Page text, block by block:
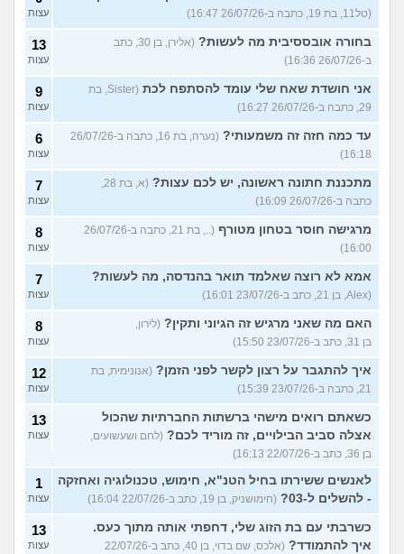
(טל11, בת 19, כתבה ב-26/07/26 16:47) עצות
בחורה אובססיבית מה לעשות?
(אלירן, בן 30, כתב
ב-26/07/26 16:36)
13
עצות
אני חושדת שאח שלי עומד להסתפח לכת
(Sister, בת
29, כתבה ב-26/07/26 16:27)
9
עצות
עד כמה חזה זה משמעותי?
(נערה, בת 16, כתבה ב-26/07/26
16:18)
6
עצות
מתכננת חתונה ראשונה, יש לכם עצות?
(א, בת 28,
כתבה ב-26/07/26 16:09)
7
עצות
מרגישה חוסר בטחון מטורף
(.., בת 21, כתבה ב-26/07/26
16:00)
8
עצות
אמא לא רוצה שאלמד תואר בהנדסה, מה לעשות?
(Alex, בן 21, כתב ב-23/07/26 16:01)
7
עצות
האם מה שאני מרגיש זה הגיוני ותקין? (לירון,
בן 31, כתב ב-23/07/26 15:50)
8
עצות
איך להתגבר על רצון לקשר לפני הזמן? (אנונימית, בת
21, כתבה ב-23/07/26 15:39)
12
עצות
כשאתם רואים מישהי ברשתות החברתיות שהכול
אצלה סביב הבילויים, זה מוריד לכם? (לחם ושעשועים,
בן 36, כתב ב-22/07/26 16:13)
13
עצות
לאנשים ששירתו בחיל הטנ"א, חימוש, טכנולוגיה ואחזקה
- להשלים ל-03?
(חימושניק, בן 19, כתב ב-22/07/26 16:04)
1
עצות
כשרבתי עם בת הזוג שלי, דחפתי אותה מתוך כעס.
איך להתמודד?
(אלכס, שם בדוי, בן 40, כתב ב-22/07/26
13
עצות